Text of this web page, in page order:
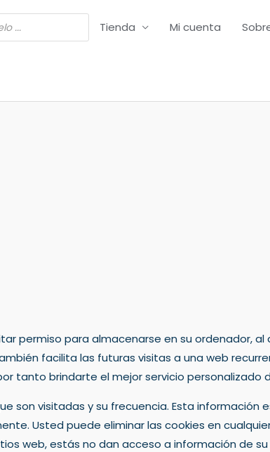
Tienda Mi cuenta
permiso para almacenarse en su ordenador,
facilita las futuras visitas a una web
tanto brindarte el mejor servicio personalizado
son visitadas y su frecuencia. Esta información
Usted puede eliminar las cookies en
web, estás no dan acceso a información de